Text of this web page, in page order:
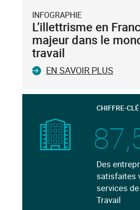
INFOGRAPHIE
L’illettrisme en
majeur dans le
travail
EN SAVOIR PLUS
CHIFFRE-CLÉ
Des
satisfaites
services
Travail